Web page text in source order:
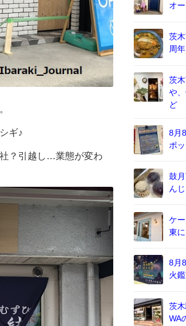
ギ♪
？引越し…業態が変わ
オ
茨
周
茨
や
ど
8月
ポ
鼓
ん
ケ
東
8月
火
茨
WA